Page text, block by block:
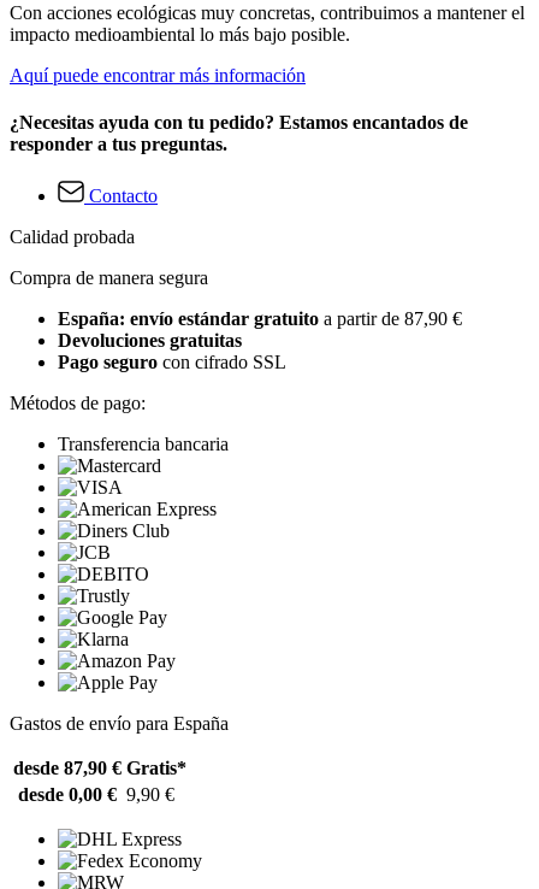
Con acciones ecológicas muy concretas, contribuimos a mantener el
impacto medioambiental lo más bajo posible.
Aquí puede encontrar más información
¿Necesitas ayuda con tu pedido? Estamos encantados de
responder a tus preguntas.
Contacto
Calidad probada
Compra de manera segura
España: envío estándar gratuito a partir de 87,90 €
Devoluciones gratuitas
Pago seguro con cifrado SSL
Métodos de pago:
Transferencia bancaria
Gastos de envío para España
desde 87,90 € Gratis*
desde 0,00 € 9,90 €